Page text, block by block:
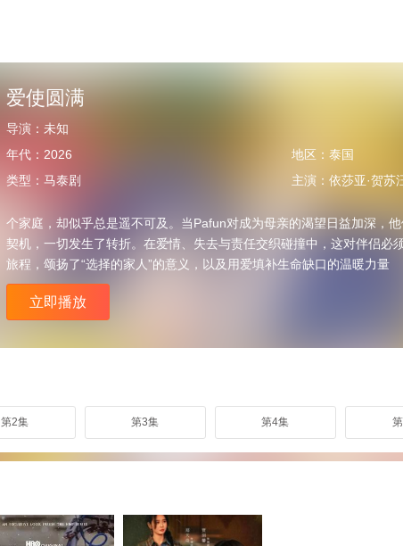
爱使圆满
导演： 未知
年代： 2026 地区： 泰国
类型： 马泰剧 主演： 依莎亚·贺苏
个家庭，却似乎总是遥不可及。当Pafun对成为母亲的渴望日益加深，
契机，一切发生了转折。在爱情、失去与责任交织碰撞中，这对伴侣
旅程，颂扬了“选择的家人”的意义，以及用爱填补生命缺口的温暖力量
立即播放
第2集 第3集 第4集